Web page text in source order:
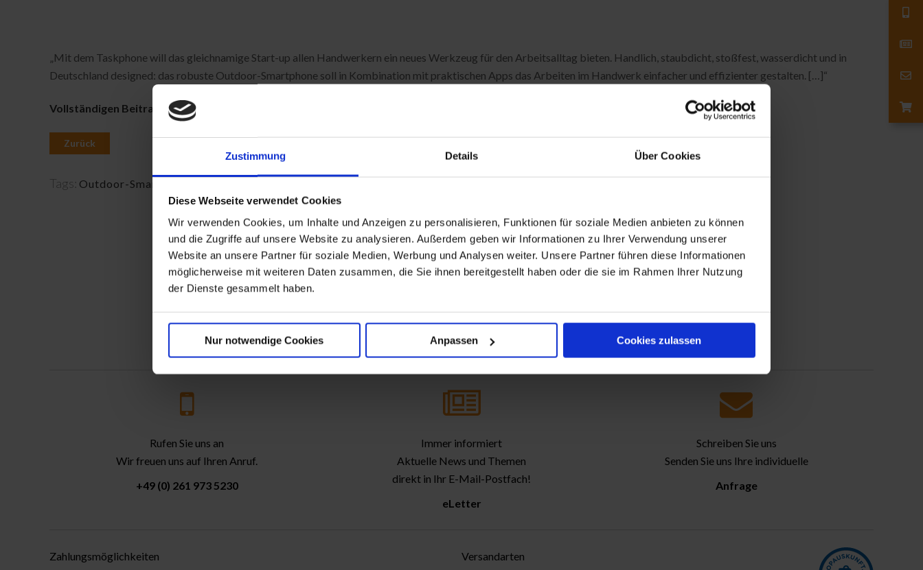
Zustimmung Details Über Cookies
Diese Webseite verwendet Cookies
Wir verwenden Cookies, um Inhalte und Anzeigen zu personalisieren, Funktionen für soziale Medien anbieten zu können
und die Zugriffe auf unsere Website zu analysieren. Außerdem geben wir Informationen zu Ihrer Verwendung unserer
Website an unsere Partner für soziale Medien, Werbung und Analysen weiter. Unsere Partner führen diese Informationen
möglicherweise mit weiteren Daten zusammen, die Sie ihnen bereitgestellt haben oder die sie im Rahmen Ihrer Nutzung
der Dienste gesammelt haben.
Nur notwendige Cookies Anpassen Cookies zulassen
„Mit dem Taskphone will das gleichnamige Start-up allen Handwerkern ein neues Werkzeug für den Arbeitsalltag bieten. Handlich, staubdicht, stoßfest, wasserdicht und in
Deutschland designed: das robuste Outdoor-Smartphone soll in Kombination mit praktischen Apps das Arbeiten im Handwerk einfacher und effizienter gestalten. […]“
Vollständigen Beitrag lesen
Zurück
Tags: Outdoor-Smartphone
Rufen Sie uns an
Wir freuen uns auf Ihren Anruf.
+49 (0) 261 973 5230
Immer informiert
Aktuelle News und Themen
direkt in Ihr E-Mail-Postfach!
eLetter
Schreiben Sie uns
Senden Sie uns Ihre individuelle
Anfrage
Zahlungsmöglichkeiten Versandarten